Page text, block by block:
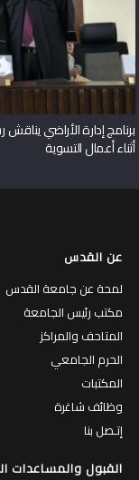
برنامج إدارة الأراضي
أثناء أعمال التسوية
عن القدس
لمحة عن جامعة القدس
مكتب رئيس الجامعة
المتاحف والمراكز
الحرم الجامعي
المكتبات
وظائف شاغرة
إتـصل بنا
القبول والمساعدات